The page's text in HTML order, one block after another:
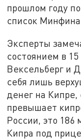
прошлом году
список
Эксперты
состоянием в
Вексельберг и
себя лишь
денег на Кипре,
превышает
России, это
Кипра под